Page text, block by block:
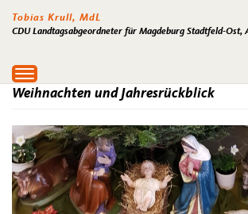
Tobias Krull, MdL
CDU Landtagsabgeordneter für Magdeburg Stadtfeld-Ost,
Toggle
navigation
Weihnachten und Jahresrückblick